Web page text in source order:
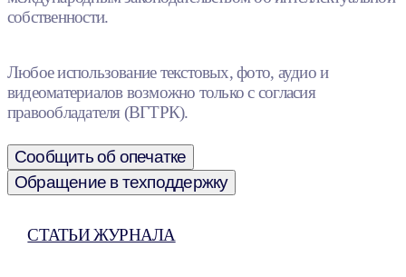
собственности.
Любое использование текстовых, фото, аудио и
видеоматериалов возможно только с согласия
правообладателя (ВГТРК).
Сообщить об опечатке
Обращение в техподдержку
СТАТЬИ ЖУРНАЛА